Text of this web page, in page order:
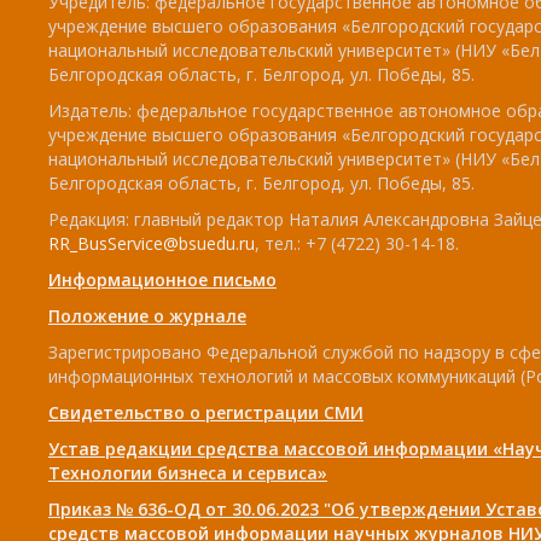
учреждение высшего образования «Белгородский
национальный исследовательский университет» (НИУ
Белгородская область, г. Белгород, ул. Победы, 85.
Издатель: федеральное государственное автономное
учреждение высшего образования «Белгородский
национальный исследовательский университет» (НИУ
Белгородская область, г. Белгород, ул. Победы, 85.
Редакция: главный редактор Наталия Александровна
RR_BusService@bsuedu.ru, тел.: +7 (4722) 30-14-18.
Информационное письмо
Положение о журнале
Зарегистрировано Федеральной службой по надзору в
информационных технологий и массовых коммуникаций
Свидетельство о регистрации СМИ
Устав редакции средства массовой информации
Технологии бизнеса и сервиса»
Приказ № 636-ОД от 30.06.2023 "Об утверждении
средств массовой информации научных журналов